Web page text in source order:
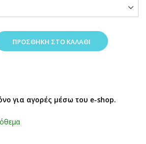
ΠΡΟΣΘΉΚΗ ΣΤΟ ΚΑΛΆΘΙ
για αγορές μέσω του e-shop.